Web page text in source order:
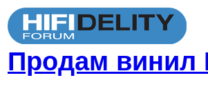
Продам винил